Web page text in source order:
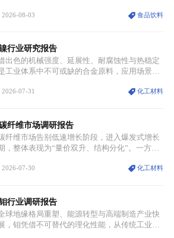
加消费需求升级、线上流量变革、新零售业态
在消费、创业、政策、技术多重驱动下，依旧
劲的发展活力。
2026-08-03 食品饮料
行业研究报告
出色的机械强度、延展性、耐腐蚀性与热稳定
工业体系中不可或缺的合金原料，应用场景横
难以被替代。依托理化优势，镍被全球主要经
能源核心战略矿产，全球产业形成“印尼掌控
产能、中国主导消费与技术、工艺向低碳湿法
再生镍加速补位”的全新格局。
2026-07-31 化工材料
纤维市场调研报告
纤维市场告别低速增长阶段，进入爆发式增长
，整体表现为“量价双升、结构分化”。一方面
张；另一方面产品、需求、应用场景呈现明显
扩张，高附加值领域与规模化工业应用形成两
增长体系。
2026-07-30 化工材料
行业调研报告
球地缘格局重塑、能源转型与高端制造产业快
，钼凭借不可替代的理化性能，从传统工业金